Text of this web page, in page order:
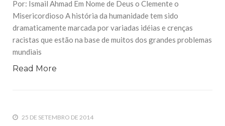
1 DE MARÇO DE 2018
Uma Reflexão Honesta sobre o
Casamento Infantil
Por: Ahmad Ismail Há um debate mundial sobre o tema do
casamento infantil e sua perpetuação em vários países,
estimativas do UNICEF, 15 milhões de meninas
modo mais claro, a perversão do conhecimento científico
Por: Ismail Ahmad Em Nome de Deus o Clemente o
Misericordioso A história da humanidade tem sido
dramaticamente marcada por variadas idéias e crenças
racistas que estão na base de muitos dos grandes problemas
mundiais
Read More
25 DE SETEMBRO DE 2014